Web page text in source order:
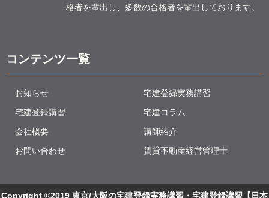
格者を輩出し、多数の合格者を輩出しております。
コンテンツ一覧
お知らせ
宅建登録実務講習
宅建登録講習
宅建コラム
会社概要
講師紹介
お問い合わせ
賃貸不動産経営管理士
Copyright ©2019 東京/大阪の宅建登録実務講習・宅建登録講習【日本